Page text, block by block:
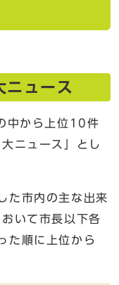
ュース
中から上位10件
ニュース」とし
た市内の主な出来
いて市長以下各
た順に上位から